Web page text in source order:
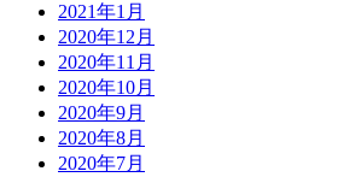
2021年1月
2020年12月
2020年11月
2020年10月
2020年9月
2020年8月
2020年7月